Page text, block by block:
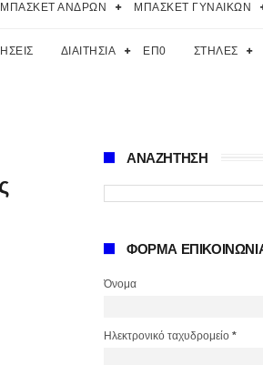
ΜΠΑΣΚΕΤ ΑΝΔΡΩΝ ΜΠΑΣΚΕΤ ΓΥΝΑΙΚΩΝ
ΔΙΑΙΤΗΣΙΑ ΕΠ0 ΣΤΗΛΕΣ
ΑΝΑΖΗΤΗΣΗ
ΦΟΡΜΑ
Όνομα
Ηλεκτρονικό ταχυδρομείο *